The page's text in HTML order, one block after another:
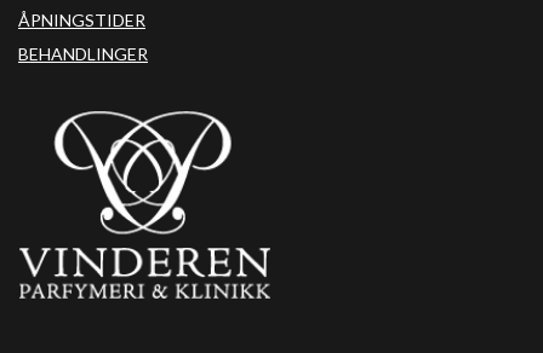
ÅPNINGSTIDER
BEHANDLINGER